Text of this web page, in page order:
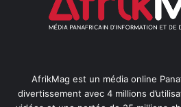
AfrikMag est un média online
divertissement avec 4 millions